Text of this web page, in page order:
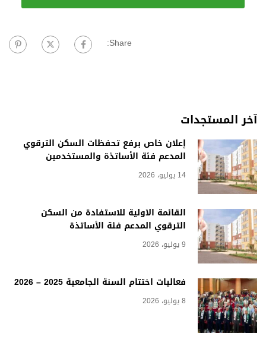
Share:
آخر المستجدات
إعلان خاص برفع تحفظات السكن الترقوي
المدعم فئة الأساتذة والمستخدمين
14 يوليو، 2026
القائمة الأولية للاستفادة من السكن
الترقوي المدعم فئة الأساتذة
9 يوليو، 2026
فعاليات اختتام السنة الجامعية 2025 – 2026
8 يوليو، 2026